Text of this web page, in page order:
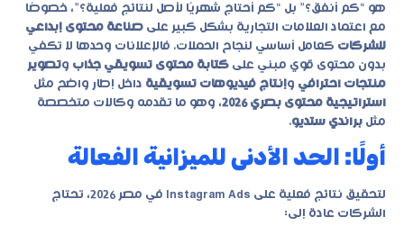
هو “كم أنفق؟” بل “كم أحتاج شهريًا لأصل لنتائج فعلية؟”، خصوصًا
مع اعتماد العلامات التجارية بشكل كبير على صناعة محتوى إبداعي
للشركات كعامل أساسي لنجاح الحملات. فالإعلانات وحدها لا تكفي
بدون محتوى قوي مبني على كتابة محتوى تسويقي جذاب وتصوير
منتجات احترافي وإنتاج فيديوهات تسويقية داخل إطار واضح مثل
استراتيجية محتوى بصري 2026
، وهو ما تقدمه وكالات متخصصة
مثل براندي ستديو.
أولًا: الحد الأدنى للميزانية الفعالة
لتحقيق نتائج فعلية على Instagram Ads في مصر 2026، تحتاج
الشركات عادة إلى: